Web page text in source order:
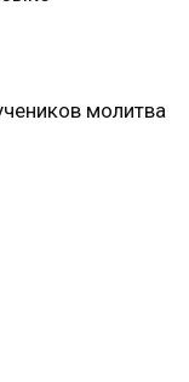
молитва